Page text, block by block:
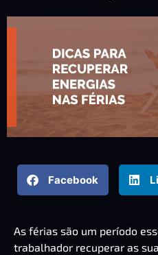
Facebook
As férias são um período
trabalhador recuperar as